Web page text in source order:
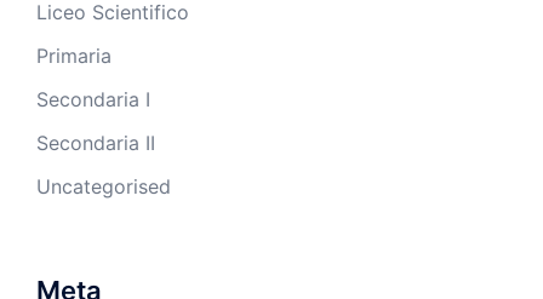
Liceo Scientifico
Primaria
Secondaria I
Secondaria II
Uncategorised
Meta